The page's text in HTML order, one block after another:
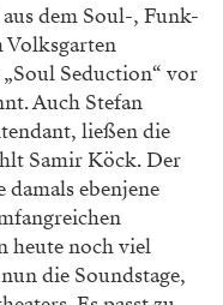
dem Soul-, Funk-
Volksgarten
Seduction“ vor
Auch Stefan
ließen die
Samir Köck. Der
ebenjene
heute noch viel
die Soundstage,